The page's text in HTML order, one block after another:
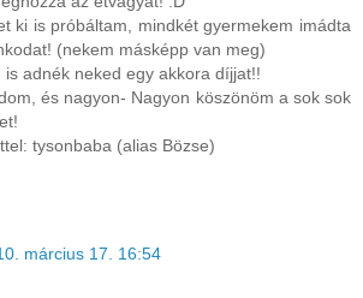
ki is próbáltam, mindkét gyermekem imádta
(nekem másképp van meg)
is adnék neked egy akkora díjjat!!
és nagyon- Nagyon köszönöm a sok sok
tysonbaba (alias Bözse)
március 17. 16:54